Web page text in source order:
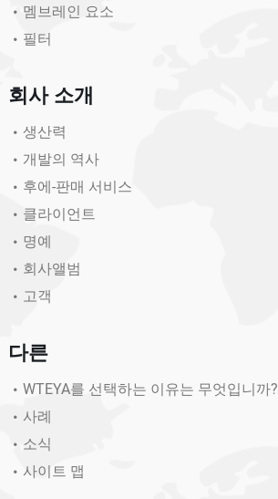
멤브레인 요소
필터
회사 소개
생산력
개발의 역사
후에-판매 서비스
클라이언트
명예
회사앨범
고객
다른
WTEYA를 선택하는 이유는 무엇입니까?
사례
소식
사이트 맵